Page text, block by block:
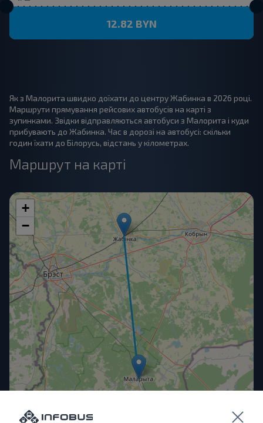
12.82 BYN
Як з Малорита швидко доїхати до центру Жабинка в 2026 році.
Маршрути прямування рейсових автобусів на карті з
зупинками. Звідки відправляються автобуси з Малорита і куди
прибувають до Жабинка. Час в дорозі на автобусі: скільки
годин їхати до Білорусь, відстань у кілометрах.
Маршрут на карті
+
−
contributors